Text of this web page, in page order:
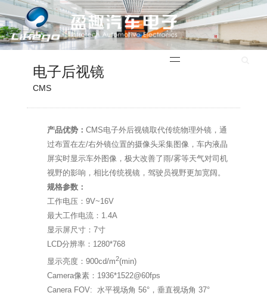
电子后视镜
CMS
产品优势： CMS电子外后视镜取代传统物理外镜，通
过布置在左/右外镜位置的摄像头采集图像，车内液晶
屏实时显示车外图像，极大改善了雨/雾等天气对司机
视野的影响，相比传统视镜，驾驶员视野更加宽阔。
规格参数：
工作电压：9V~16V
最大工作电流：1.4A
显示屏尺寸：7寸
LCD分辨率：1280*768
显示亮度：900cd/m2(min)
Camera像素：1936*1522@60fps
Canera FOV: 水平视场角 56°，垂直视场角 37°